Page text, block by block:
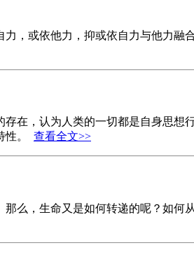
，或依他力，抑或依自力与他力融
在，认为人类的一切都是自身思想
性。 查看全文>>
么，生命又是如何转递的呢？如何